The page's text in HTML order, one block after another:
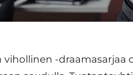
vihollinen -draamasarjaa